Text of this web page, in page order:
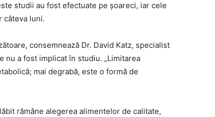
studii au fost efectuate pe șoareci, iar cele
câteva luni.
consemnează Dr. David Katz, specialist
a fost implicat în studiu. „Limitarea
mai degrabă, este o formă de
rămâne alegerea alimentelor de calitate,